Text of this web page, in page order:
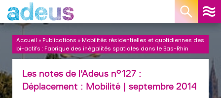
Accueil »Publications »Mobilités résidentielles et quotidiennes des
bi-actifs : Fabrique des inégalités spatiales dans le Bas-Rhin
Les notes de l'Adeus n°127 :
Déplacement : Mobilité | septembre 2014
Panneau de gestion des cookies